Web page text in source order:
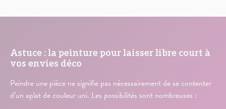
Astuce : la peinture pour laisser libre court à
vos envies déco
Peindre une pièce ne signifie pas nécessairement de se contenter
d’un aplat de couleur uni. Les possibilités sont nombreuses :